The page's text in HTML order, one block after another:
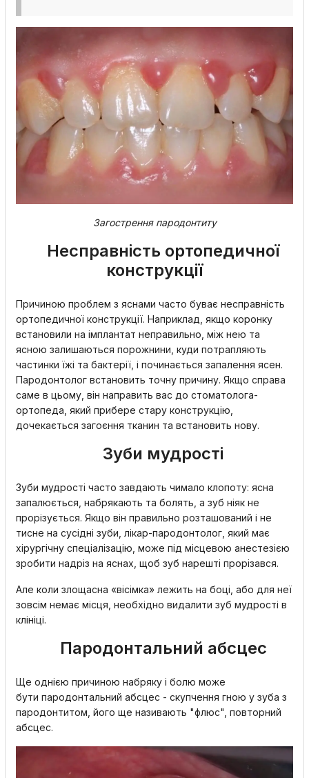
Загострення пародонтиту
Несправність ортопедичної
конструкції
Причиною проблем з яснами часто буває несправність
ортопедичної конструкції. Наприклад, якщо коронку
встановили на імплантат неправильно, між нею та
ясною залишаються порожнини, куди потрапляють
частинки їжі та бактерії, і починається запалення ясен.
Пародонтолог встановить точну причину. Якщо справа
саме в цьому, він направить вас до стоматолога-
ортопеда, який прибере стару конструкцію,
дочекається загоєння тканин та встановить нову.
Зуби мудрості
Зуби мудрості часто завдають чимало клопоту: ясна
запалюється, набрякають та болять, а зуб ніяк не
прорізується. Якщо він правильно розташований і не
тисне на сусідні зуби, лікар-пародонтолог, який має
хірургічну спеціалізацію, може під місцевою анестезією
зробити надріз на яснах, щоб зуб нарешті прорізався.
Але коли злощасна «вісімка» лежить на боці, або для неї
зовсім немає місця, необхідно видалити зуб мудрості в
клініці.
Пародонтальний абсцес
Ще однією причиною набряку і болю може
бути пародонтальний абсцес - скупчення гною у зуба з
пародонтитом, його ще називають "флюс", повторний
абсцес.